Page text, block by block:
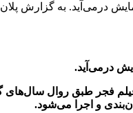
۱۶ فیلم بخش مسابقه ایران «سودای سیمرغ» این دوره از جشنواره در
فیلم فجر طبق روال
و اجرا می‌شود.